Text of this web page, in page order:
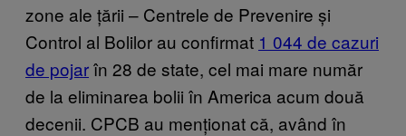
zone ale țării – Centrele de Prevenire și
Control al Bolilor au confirmat 1 044 de cazuri
de pojarîn 28 de state, cel mai mare număr
de la eliminarea bolii în America acum două
decenii. CPCB au menționat că, având în